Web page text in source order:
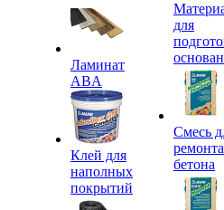
Ламинат
ABA
Клей для
наполных
покрытий
для
Смесь
ремонта
бетона